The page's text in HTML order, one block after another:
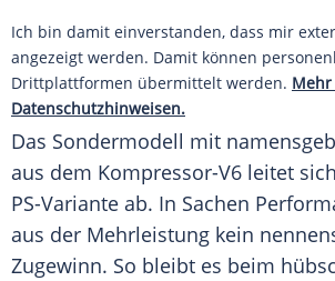
Ich bin damit einverstanden, dass mir
angezeigt werden. Damit können
Drittplattformen übermittelt werden.
Datenschutzhinweisen.
Das Sondermodell mit
aus dem Kompressor-V6 leitet
PS-Variante ab. In Sachen
aus der Mehrleistung kein
Zugewinn. So bleibt es beim